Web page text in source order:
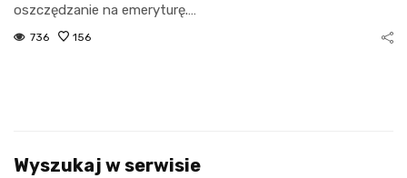
oszczędzanie na emeryturę.…
736 156
Wyszukaj w serwisie